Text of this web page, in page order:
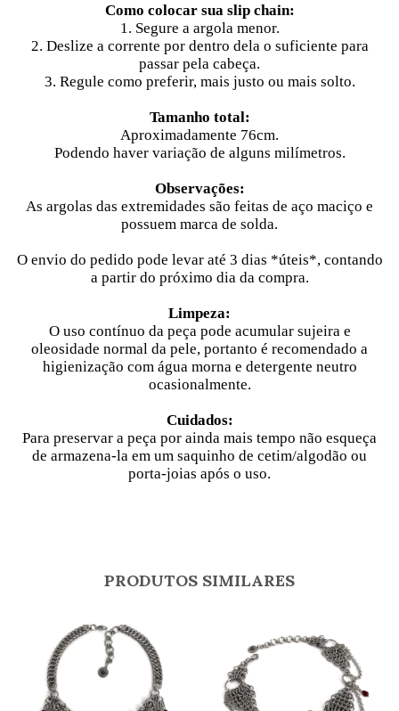
Como colocar sua slip chain:
1. Segure a argola menor.
2. Deslize a corrente por dentro dela o suficiente para
passar pela cabeça.
3. Regule como preferir, mais justo ou mais solto.
Tamanho total:
Aproximadamente 76cm.
Podendo haver variação de alguns milímetros.
Observações:
As argolas das extremidades são feitas de aço maciço e
possuem marca de solda.
O envio do pedido pode levar até 3 dias *úteis*, contando
a partir do próximo dia da compra.
Limpeza:
O uso contínuo da peça pode acumular sujeira e
oleosidade normal da pele, portanto é recomendado a
higienização com água morna e detergente neutro
ocasionalmente.
Cuidados:
Para preservar a peça por ainda mais tempo não esqueça
de armazena-la em um saquinho de cetim/algodão ou
porta-joias após o uso.
PRODUTOS SIMILARES